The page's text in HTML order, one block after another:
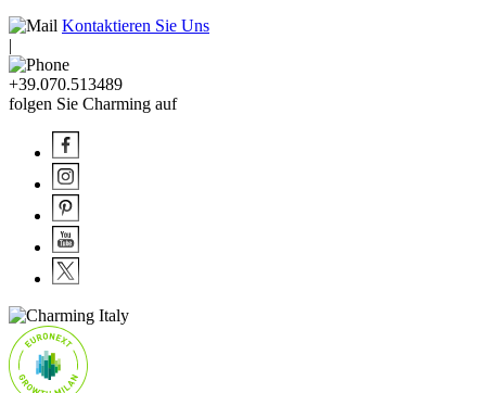
Kontaktieren Sie Uns
|
+39.070.513489
folgen Sie Charming auf